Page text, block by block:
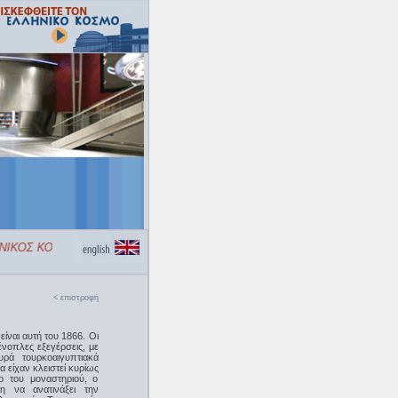
ΚΟΣΜΟΣ»
< επιστροφή
αυτή του 1866. Οι
εξεγέρσεις, με
τουρκοαιγυπτιακά
κλειστεί κυρίως
του μοναστηριού, ο
να ανατινάξει την